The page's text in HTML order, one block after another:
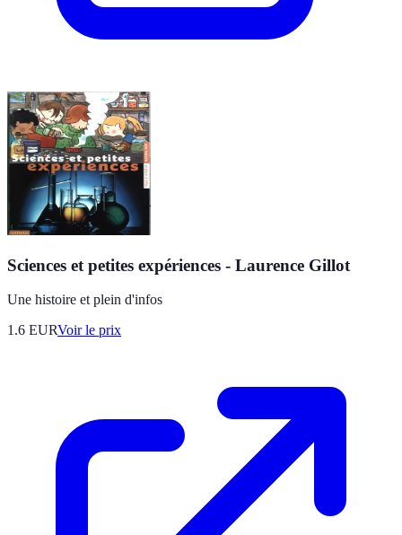
Sciences et petites expériences - Laurence Gillot
Une histoire et plein d'infos
1.6 EURVoir le prix